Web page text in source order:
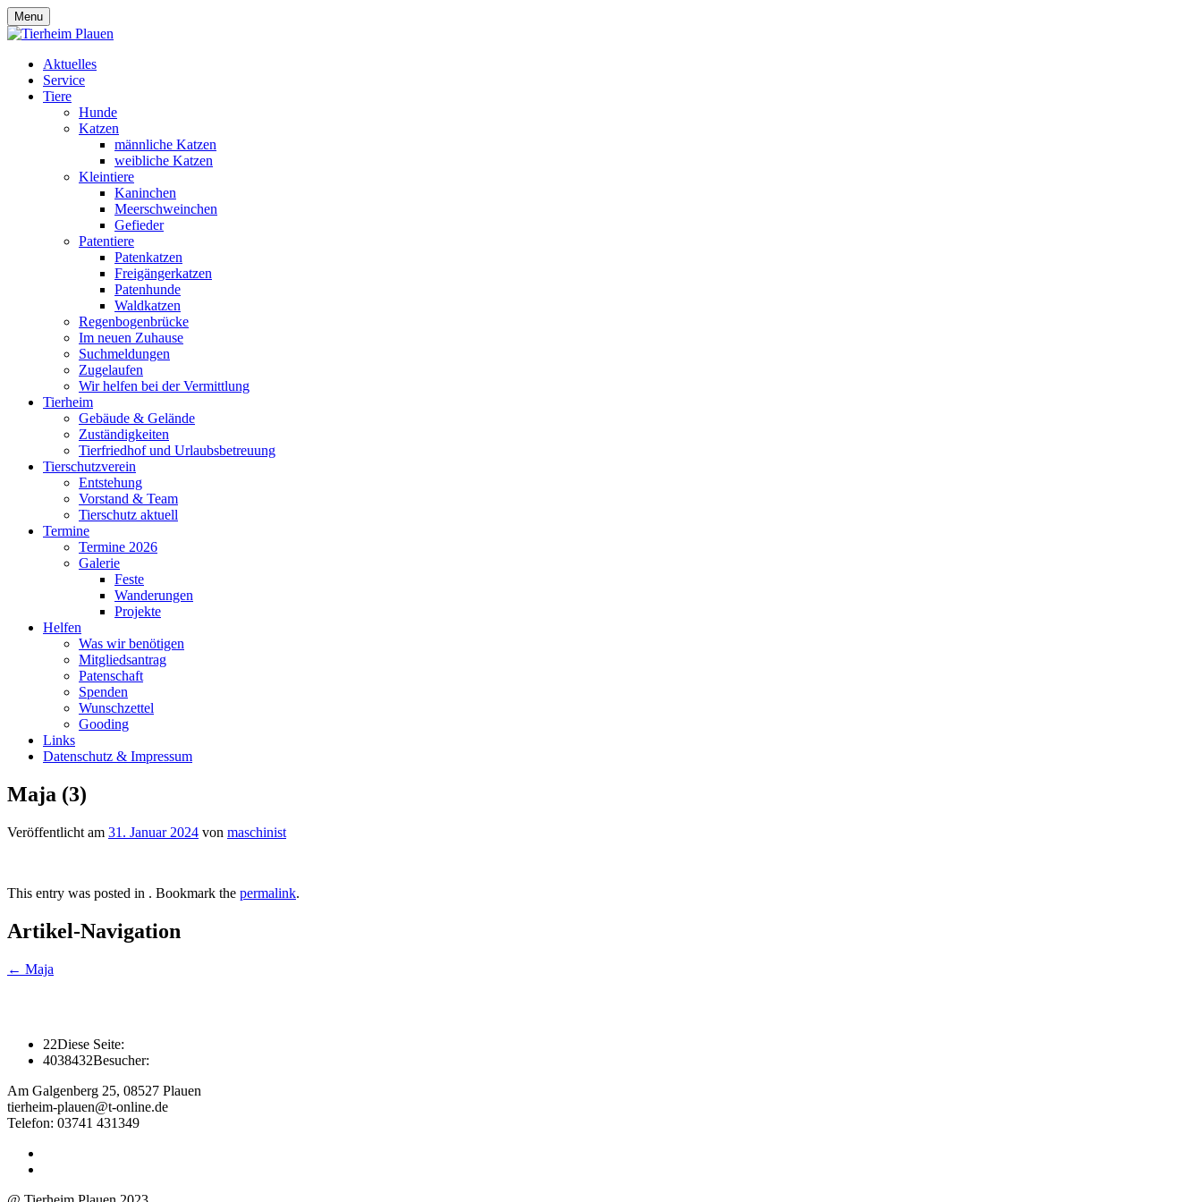
Menu
Aktuelles
Service
Tiere
Hunde
Katzen
männliche Katzen
weibliche Katzen
Kleintiere
Kaninchen
Meerschweinchen
Gefieder
Patentiere
Patenkatzen
Freigängerkatzen
Patenhunde
Waldkatzen
Regenbogenbrücke
Im neuen Zuhause
Suchmeldungen
Zugelaufen
Wir helfen bei der Vermittlung
Tierheim
Gebäude & Gelände
Zuständigkeiten
Tierfriedhof und Urlaubsbetreuung
Tierschutzverein
Entstehung
Vorstand & Team
Tierschutz aktuell
Termine
Termine 2026
Galerie
Feste
Wanderungen
Projekte
Helfen
Was wir benötigen
Mitgliedsantrag
Patenschaft
Spenden
Wunschzettel
Gooding
Links
Datenschutz & Impressum
Maja (3)
Veröffentlicht am 31. Januar 2024 von maschinist
This entry was posted in . Bookmark the permalink.
Artikel-Navigation
← Maja
22Diese Seite:
4038432Besucher:
Am Galgenberg 25, 08527 Plauen
tierheim-plauen@t-online.de
Telefon: 03741 431349